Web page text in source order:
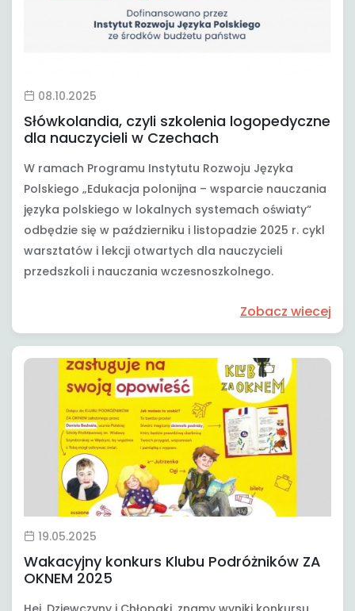
08.10.2025
Słówkolandia, czyli szkolenia logopedyczne
dla nauczycieli w Czechach
W ramach Programu Instytutu Rozwoju Języka
Polskiego „Edukacja polonijna – wsparcie nauczania
języka polskiego w lokalnych systemach oświaty“
odbędzie się w październiku i listopadzie 2025 r. cykl
warsztatów i lekcji otwartych dla nauczycieli
przedszkoli i nauczania wczesnoszkolnego.
Zobacz wiecej
19.05.2025
Wakacyjny konkurs Klubu Podróżników ZA
OKNEM 2025